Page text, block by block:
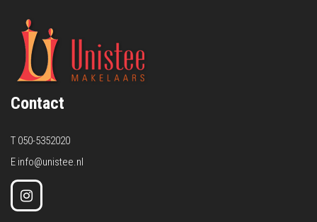
Contact
T 050-5352020
E info@unistee.nl